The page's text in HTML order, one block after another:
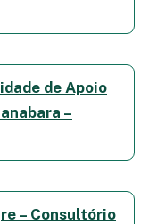
de Apoio
–
– Consultório